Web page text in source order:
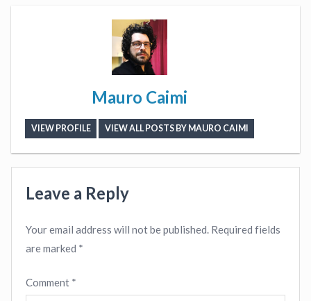
Mauro Caimi
VIEW PROFILE VIEW ALL POSTS BY MAURO CAIMI
Leave a Reply
Your email address will not be published. Required fields
are marked *
Comment *